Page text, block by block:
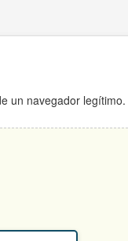
un navegador legítimo.